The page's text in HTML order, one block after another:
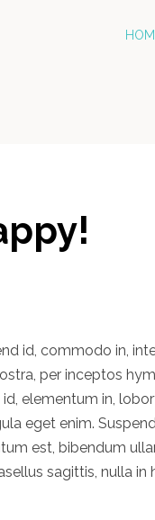
id, commodo in,
per inceptos
elementum in,
eget enim.
est, bibendum
sagittis, nulla